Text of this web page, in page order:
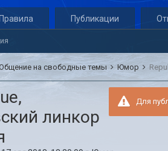
Правила Публикации
на свободные темы Юмор
Для
линкор